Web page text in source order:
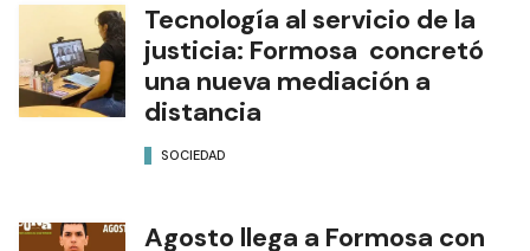
Tecnología al servicio de la
justicia: Formosa concretó
una nueva mediación a
distancia
SOCIEDAD
Agosto llega a Formosa con